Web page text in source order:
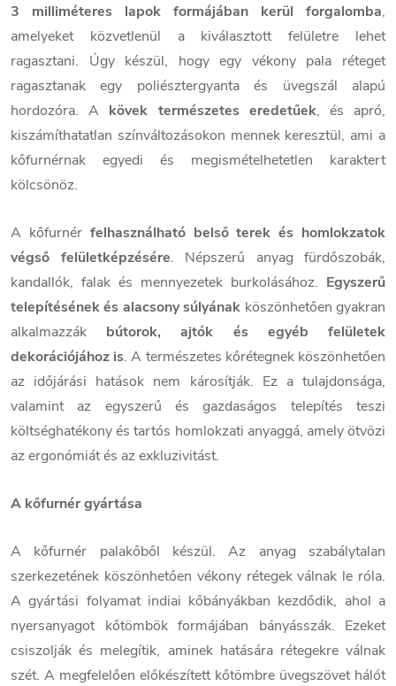
3 milliméteres lapok formájában kerül forgalomba,
amelyeket közvetlenül a kiválasztott felületre lehet
ragasztani. Úgy készül, hogy egy vékony pala réteget
ragasztanak egy poliésztergyanta és üvegszál alapú
hordozóra. A kövek természetes eredetűek, és apró,
kiszámíthatatlan színváltozásokon mennek keresztül, ami a
kőfurnérnak egyedi és megismételhetetlen karaktert
kölcsönöz.
A kőfurnérfelhasználható belső terek és homlokzatok
végső felületképzésére. Népszerű anyag fürdőszobák,
kandallók, falak és mennyezetek burkolásához. Egyszerű
telepítésének és alacsony súlyának köszönhetően gyakran
alkalmazzák bútorok, ajtók és egyéb felületek
dekorációjához is. A természetes kőrétegnek köszönhetően
az időjárási hatások nem károsítják. Ez a tulajdonsága,
valamint az egyszerű és gazdaságos telepítés teszi
költséghatékony és tartós homlokzati anyaggá, amely ötvözi
az ergonómiát és az exkluzivitást.
A kőfurnér gyártása
A kőfurnér palakőből készül. Az anyag szabálytalan
szerkezetének köszönhetően vékony rétegek válnak le róla.
A gyártási folyamat indiai kőbányákban kezdődik, ahol a
nyersanyagot kőtömbök formájában bányásszák. Ezeket
csiszolják és melegítik, aminek hatására rétegekre válnak
szét. A megfelelően előkészített kőtömbre üvegszövet hálót